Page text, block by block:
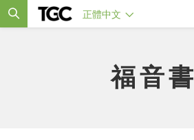
正體中文
福音書